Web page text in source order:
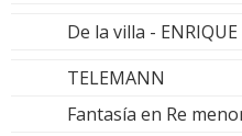
De la villa - ENRIQUE
TELEMANN
Fantasía en Re